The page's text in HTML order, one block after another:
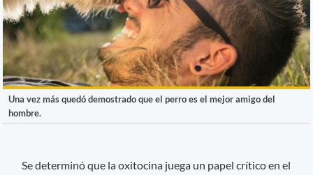
Una vez más quedó demostrado que el perro es el mejor amigo del
hombre.
Se determinó que la oxitocina juega un papel crítico en el